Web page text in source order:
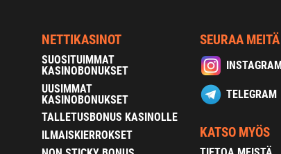
NETTIKASINOT
SUOSITUIMMAT
KASINOBONUKSET
UUSIMMAT
KASINOBONUKSET
TALLETUSBONUS KASINOLLE
ILMAISKIERROKSET
SEURAA MEITÄ
INSTAGRAM
TELEGRAM
KATSO MYÖS